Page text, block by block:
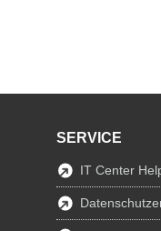
SERVICE
IT Center